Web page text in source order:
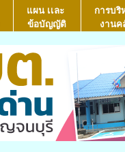
แผน เเละ
ข้อบัญญัติ
การบริ
งานค